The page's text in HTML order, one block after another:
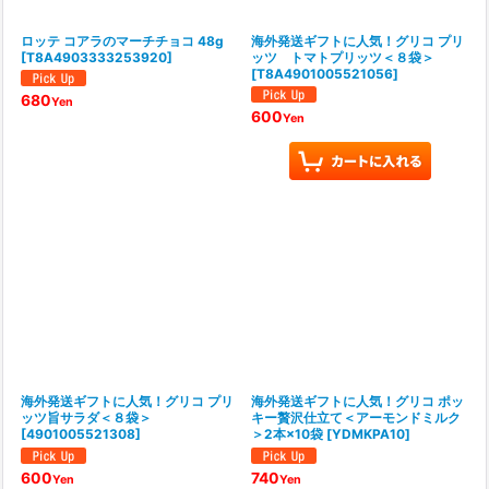
ロッテ コアラのマーチチョコ 48g
[T8A4903333253920]
680Yen
海外発送ギフトに人気！グリコ プリ
ッツ トマトプリッツ＜８袋＞
[T8A4901005521056]
600Yen
海外発送ギフトに人気！グリコ プリ
ッツ旨サラダ＜８袋＞
[4901005521308]
600Yen
海外発送ギフトに人気！グリコ ポッ
キー贅沢仕立て＜アーモンドミルク
＞2本×10袋 [YDMKPA10]
740Yen